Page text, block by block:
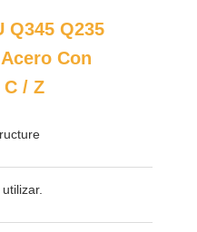
Q345 Q235
Con
/ Z